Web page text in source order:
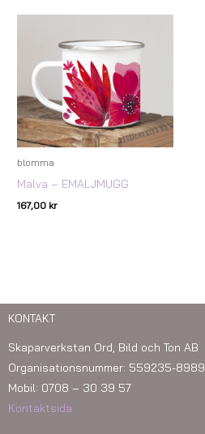
blomma
Malva – EMALJMUGG
167,00 kr
KONTAKT
Skaparverkstan Ord, Bild och Ton AB
Organisationsnummer: 559235-8989
Mobil: 0708 – 30 39 57
Kontaktsida